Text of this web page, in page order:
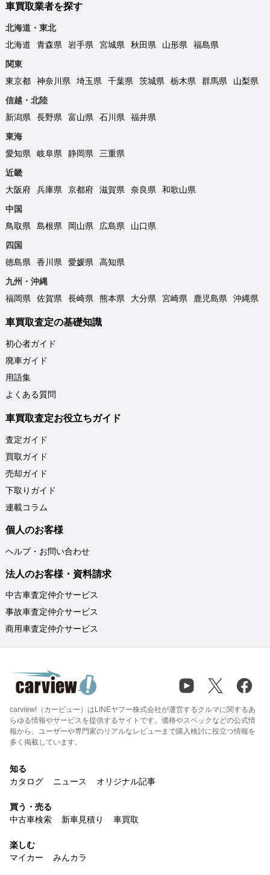
車買取業者を探す
北海道・東北
北海道
青森県 岩手県 宮城県 秋田県 山形県
福島県
関東
東京都
神奈川県 埼玉県 千葉県 茨城県 栃木県 群馬県
山梨県
信越・北陸
新潟県
長野県 富山県 石川県
福井県
東海
愛知県
岐阜県 静岡県
三重県
近畿
大阪府
兵庫県 京都府 滋賀県 奈良県
和歌山県
中国
鳥取県
島根県 岡山県 広島県
山口県
四国
徳島県
香川県 愛媛県
高知県
九州・沖縄
福岡県
佐賀県 長崎県 熊本県 大分県 宮崎県 鹿児島県 沖縄県
車買取査定の基礎知識
初心者ガイド
廃車ガイド
用語集
よくある質問
車買取査定お役立ちガイド
査定ガイド
買取ガイド
売却ガイド
下取りガイド
連載コラム
個人のお客様
ヘルプ・お問い合わせ
法人のお客様・資料請求
中古車査定仲介サービス
事故車査定仲介サービス
商用車査定仲介サービス
carview!（カービュー）はLINEヤフー株式会社が運営するクルマに関するあ
らゆる情報やサービスを提供するサイトです。価格やスペックなどの公式情
報から、ユーザーや専門家のリアルなレビューまで購入検討に役立つ情報を
多く掲載しています。
知る
カタログ
ニュース オリジナル記事
買う・売る
中古車検索
新車見積り 車買取
楽しむ
マイカー
みんカラ